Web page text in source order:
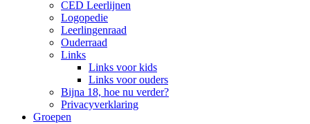
CED Leerlijnen
Logopedie
Leerlingenraad
Ouderraad
Links
Links voor kids
Links voor ouders
Bijna 18, hoe nu verder?
Privacyverklaring
Groepen